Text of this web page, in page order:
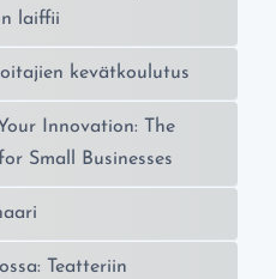
laiffii
kevätkoulutus
Innovation: The
Small Businesses
Teatteriin